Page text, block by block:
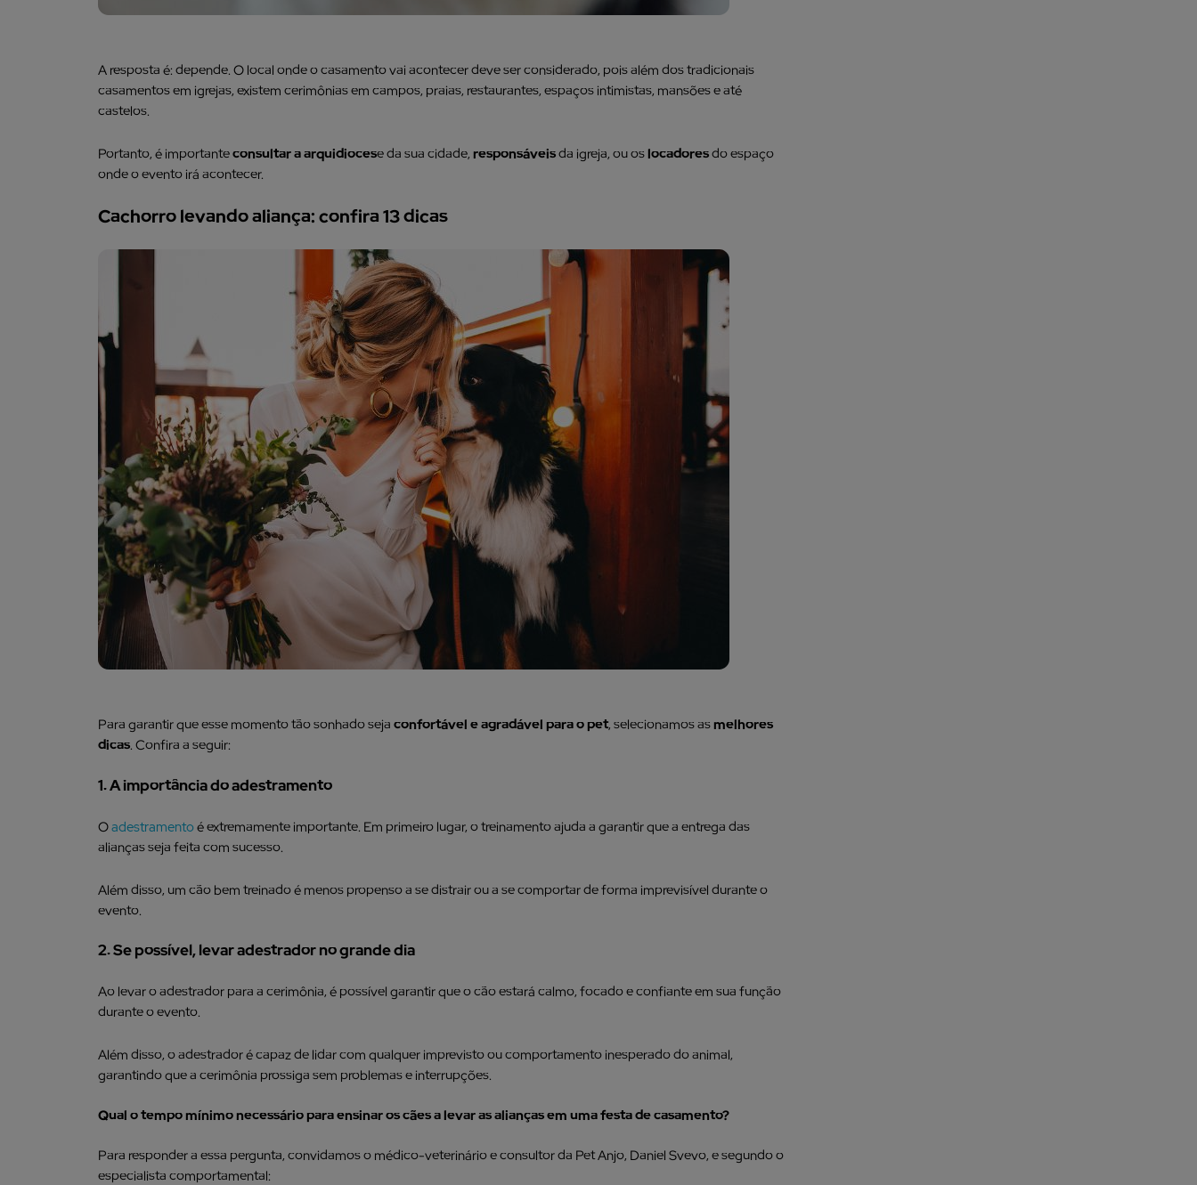
A resposta é: depende. O local onde o casamento vai acontecer deve ser considerado, pois além dos tradicionais
casamentos em igrejas, existem cerimônias em campos, praias, restaurantes, espaços intimistas, mansões e até
castelos.
Portanto, é importanteconsultar a arquidiocese da sua cidade,responsáveisda igreja, ou oslocadoresdo espaço
onde o evento irá acontecer.
Cachorro levando aliança: confira 13 dicas
Para garantir que esse momento tão sonhado sejaconfortável e agradável para o pet, selecionamos asmelhores
dicas. Confira a seguir:
1. A importância do adestramento
Oadestramentoé extremamente importante. Em primeiro lugar, o treinamento ajuda a garantir que a entrega das
alianças seja feita com sucesso.
Além disso, um cão bem treinado é menos propenso a se distrair ou a se comportar de forma imprevisível durante o
evento.
2. Se possível, levar adestrador no grande dia
Ao levar o adestrador para a cerimônia, é possível garantir que o cão estará calmo, focado e confiante em sua função
durante o evento.
Além disso, o adestrador é capaz de lidar com qualquer imprevisto ou comportamento inesperado do animal,
garantindo que a cerimônia prossiga sem problemas e interrupções.
Qual o tempo mínimo necessário para ensinar os cães a levar as alianças em uma festa de casamento?
Para responder a essa pergunta, convidamos o médico-veterinário e consultor da Pet Anjo, Daniel Svevo, e segundo o
especialista comportamental: